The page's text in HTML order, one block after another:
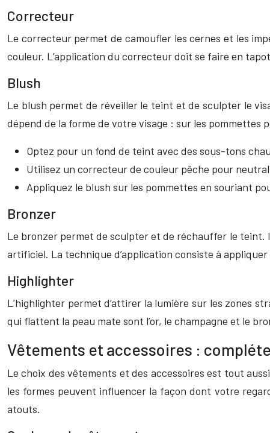
Correcteur
Le correcteur permet de camoufler les cernes et les
couleur. L’application du correcteur doit se faire en
Blush
Le blush permet de réveiller le teint et de sculpter le
dépend de la forme de votre visage : sur les pommettes
Optez pour un fond de teint avec des sous-tons
Utilisez un correcteur de couleur pêche pour
Appliquez le blush sur les pommettes en souriant
Bronzer
Le bronzer permet de sculpter et de réchauffer le
artificiel. La technique d’application consiste à
Highlighter
L’highlighter permet d’attirer la lumière sur les zones
qui flattent la peau mate sont l’or, le champagne et le
Vêtements et accessoires :
Le choix des vêtements et des accessoires est tout
les formes peuvent influencer la façon dont votre
atouts.